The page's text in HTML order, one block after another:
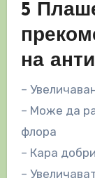
5
на
–
– Може да
флора
– Кара
–